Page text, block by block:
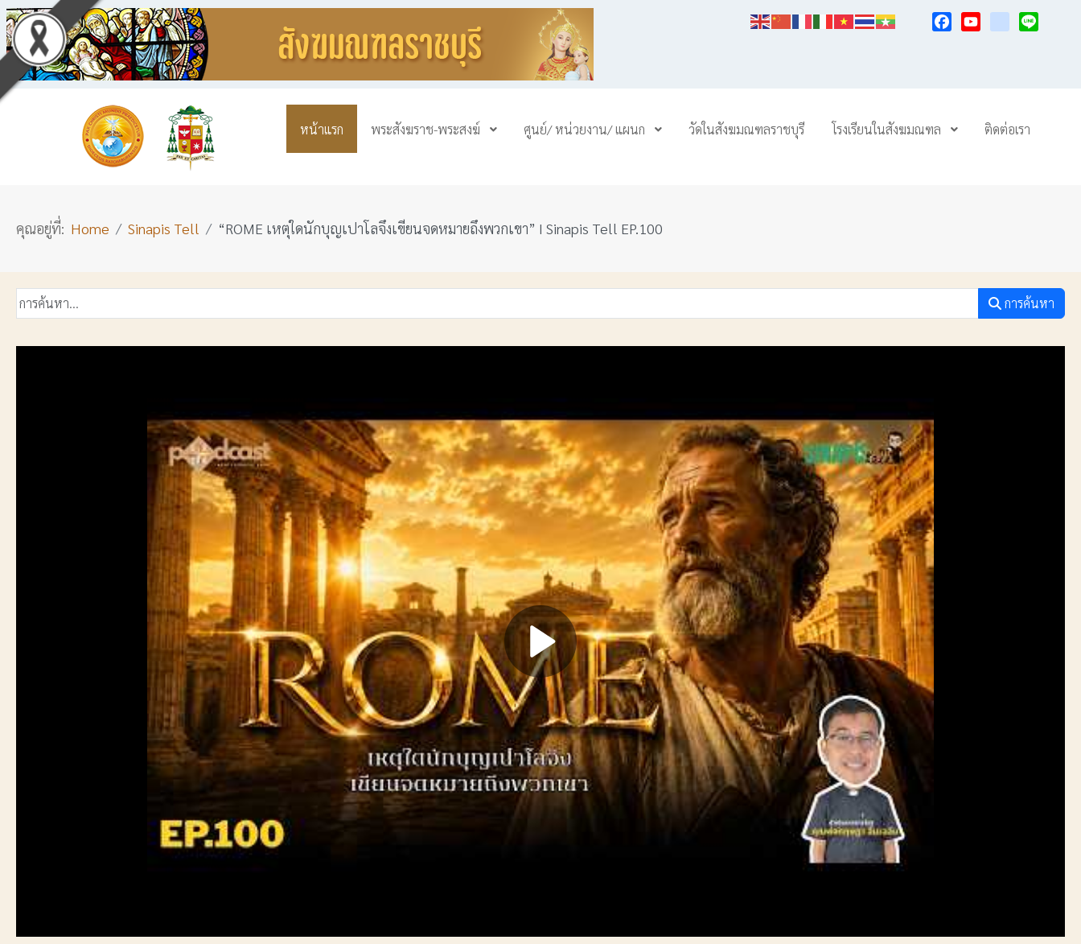
หน้าแรก พระสังฆราช-พระสงฆ์ ศูนย์/ หน่วยงาน/ แผนก วัดในสังฆมณฑลราชบุรี โรงเรียนในสังฆมณฑล ติดต่อเรา
คุณอยู่ที่: Home Sinapis Tell “ROME เหตุใดนักบุญเปาโลจึงเขียนจดหมายถึงพวกเขา” I Sinapis Tell EP.100
การค้นหา